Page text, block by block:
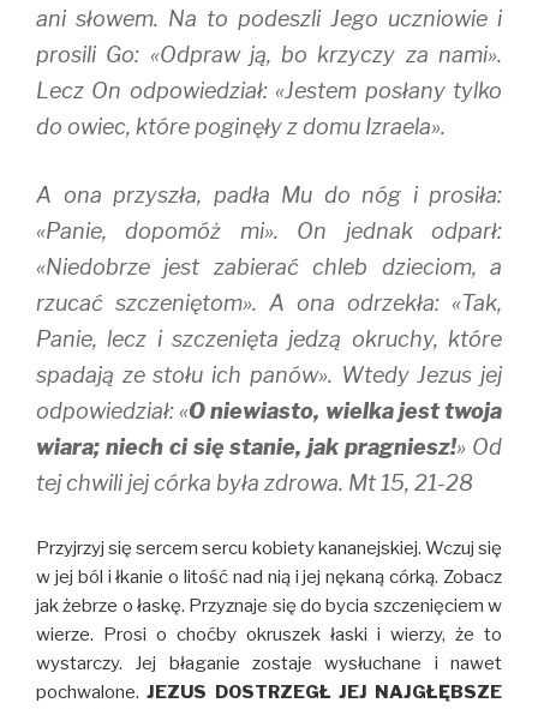
ani słowem. Na to podeszli Jego uczniowie i
prosili Go: «Odpraw ją, bo krzyczy za nami».
Lecz On odpowiedział: «Jestem posłany tylko
do owiec, które poginęły z domu Izraela».
A ona przyszła, padła Mu do nóg i prosiła:
«Panie, dopomóż mi». On jednak odparł:
«Niedobrze jest zabierać chleb dzieciom, a
rzucać szczeniętom». A ona odrzekła: «Tak,
Panie, lecz i szczenięta jedzą okruchy, które
spadają ze stołu ich panów». Wtedy Jezus jej
odpowiedział: «O niewiasto, wielka jest twoja
wiara; niech ci się stanie, jak pragniesz!» Od
tej chwili jej córka była zdrowa. Mt 15, 21-28
Przyjrzyj się sercem sercu kobiety kananejskiej. Wczuj się
w jej ból i łkanie o litość nad nią i jej nękaną córką. Zobacz
jak żebrze o łaskę. Przyznaje się do bycia szczenięciem w
wierze. Prosi o choćby okruszek łaski i wierzy, że to
wystarczy. Jej błaganie zostaje wysłuchane i nawet
pochwalone.JEZUS DOSTRZEGŁ JEJ NAJGŁĘBSZE